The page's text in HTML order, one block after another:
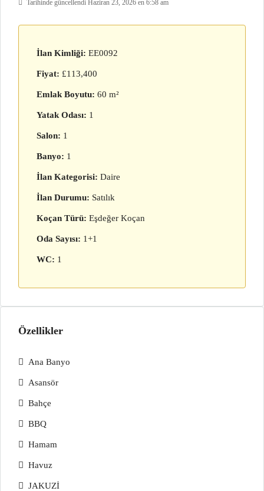
Tarihinde güncellendi Haziran 23, 2026 en 6:58 am
İlan Kimliği: EE0092
Fiyat: £113,400
Emlak Boyutu: 60 m²
Yatak Odası: 1
Salon: 1
Banyo: 1
İlan Kategorisi: Daire
İlan Durumu: Satılık
Koçan Türü: Eşdeğer Koçan
Oda Sayısı: 1+1
WC: 1
Özellikler
Ana Banyo
Asansör
Bahçe
BBQ
Hamam
Havuz
JAKUZİ